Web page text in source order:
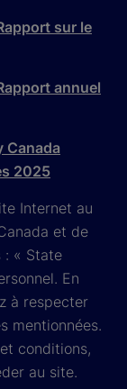
sur le
annuel
Canada
2025
Internet au
et de
: « State
En
à respecter
mentionnées.
conditions,
au site.